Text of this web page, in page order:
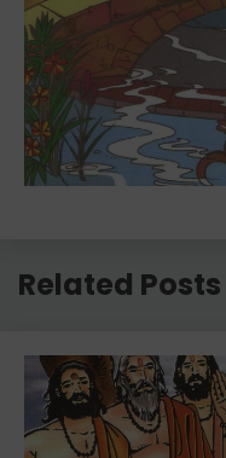
Related Posts